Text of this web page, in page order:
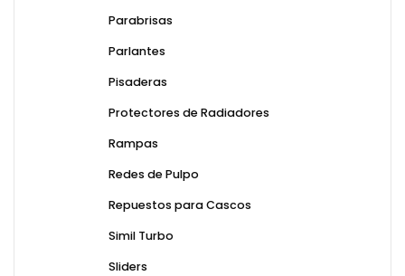
Parabrisas
Parlantes
Pisaderas
Protectores de Radiadores
Rampas
Redes de Pulpo
Repuestos para Cascos
Simil Turbo
Sliders